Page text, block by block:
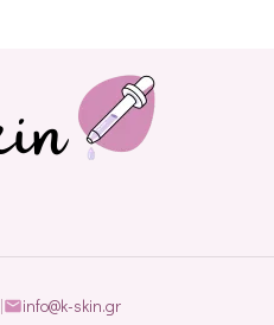
| info@k-skin.gr